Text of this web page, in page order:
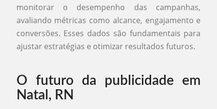
monitorar o desempenho das campanhas,
avaliando métricas como alcance, engajamento e
conversões. Esses dados são fundamentais para
ajustar estratégias e otimizar resultados futuros.
O futuro da publicidade em
Natal, RN